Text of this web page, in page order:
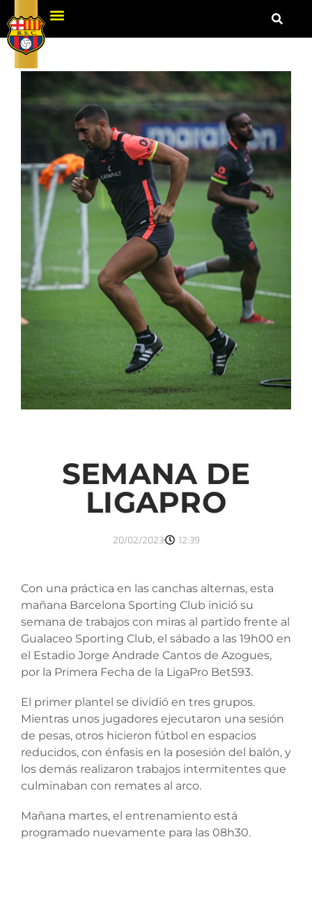
SEMANA DE
LIGAPRO
20/02/2023 12:39
Con una práctica en las canchas alternas, esta
mañana Barcelona Sporting Club inició su
semana de trabajos con miras al partido frente al
Gualaceo Sporting Club, el sábado a las 19h00 en
el Estadio Jorge Andrade Cantos de Azogues,
por la Primera Fecha de la LigaPro Bet593.
El primer plantel se dividió en tres grupos.
Mientras unos jugadores ejecutaron una sesión
de pesas, otros hicieron fútbol en espacios
reducidos, con énfasis en la posesión del balón, y
los demás realizaron trabajos intermitentes que
culminaban con remates al arco.
Mañana martes, el entrenamiento está
programado nuevamente para las 08h30.